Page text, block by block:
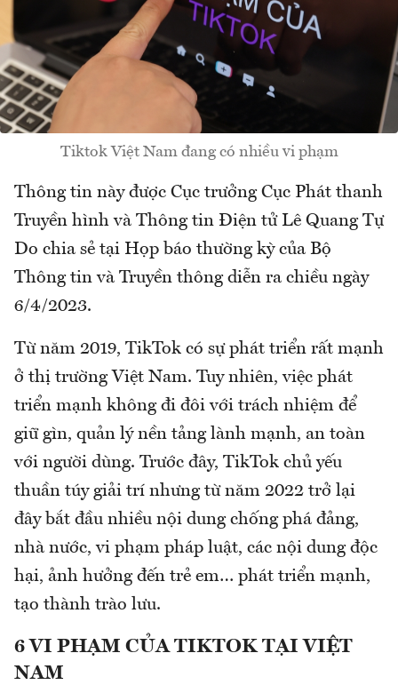
Tiktok Việt Nam đang có nhiều vi phạm
Thông tin này được Cục trưởng Cục Phát thanh
Truyền hình và Thông tin Điện tử Lê Quang Tự
Do chia sẻ tại Họp báo thường kỳ của Bộ
Thông tin và Truyền thông diễn ra chiều ngày
6/4/2023.
Từ năm 2019, TikTok có sự phát triển rất mạnh
ở thị trường Việt Nam. Tuy nhiên, việc phát
triển mạnh không đi đôi với trách nhiệm để
giữ gìn, quản lý nền tảng lành mạnh, an toàn
với người dùng. Trước đây, TikTok chủ yếu
thuần túy giải trí nhưng từ năm 2022 trở lại
đây bắt đầu nhiều nội dung chống phá đảng,
nhà nước, vi phạm pháp luật, các nội dung độc
hại, ảnh hưởng đến trẻ em… phát triển mạnh,
tạo thành trào lưu.
6 VI PHẠM CỦA TIKTOK TẠI VIỆT
NAM